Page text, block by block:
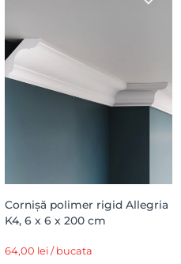
Cornișă polimer rigid Allegria
K4, 6 x 6 x 200 cm
64,00 lei / bucata